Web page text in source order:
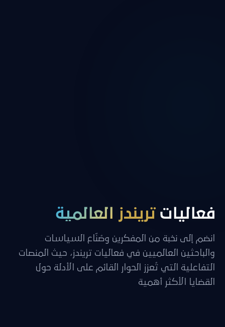
فعالياتتريندز العالمية
انضم إلى نخبة من المفكرين وصُنّاع السياسات
والباحثين العالميين في فعاليات تريندز، حيث المنصات
التفاعلية التي تُعزز الحوار القائم على الأدلة حول
القضايا الأكثر أهمية